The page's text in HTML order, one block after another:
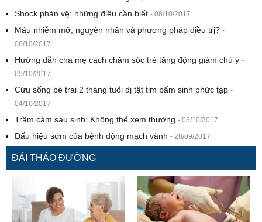
Shock phản vệ: những điều cần biết - 08/10/2017
Máu nhiễm mỡ, nguyên nhân và phương pháp điều trị? -
06/10/2017
Hướng dẫn cha mẹ cách chăm sóc trẻ tăng động giảm chú ý -
05/10/2017
Cứu sống bé trai 2 tháng tuổi dị tật tim bẩm sinh phức tạp -
04/10/2017
Trầm cảm sau sinh: Không thể xem thường - 03/10/2017
Dấu hiệu sớm của bệnh động mạch vành - 28/09/2017
ĐÁI THÁO ĐƯỜNG